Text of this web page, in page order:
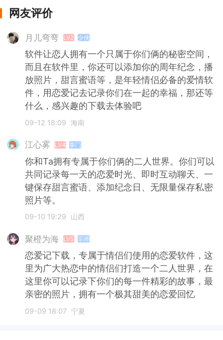
网友评价
月儿弯弯 LV2 少侠
软件让恋人拥有一个只属于你们俩的秘密空间，
而且在软件里，你还可以添加你的周年纪念，播
放照片，甜言蜜语等，是年轻情侣必备的爱情软
件，用恋爱记去记录你们在一起的幸福，那还等
什么，感兴趣的下载去体验吧
09-12 18:09 海南
江心雾 LV4 掌门
你和Ta拥有专属于你们俩的二人世界。你们可以
共同记录每一天的恋爱时光、即时互动聊天、一
键保存甜言蜜语、添加纪念日、无限量保存私密
照片等。
09-10 19:29 山西
聚橙为海 LV5 宗师
恋爱记下载，专属于情侣们使用的恋爱软件，这
里为广大热恋中的情侣们打造一个二人世界，在
这里你可以记录下你们的每一件精彩的故事，最
亲密的照片，拥有一个极其甜美的恋爱回忆
09-09 18:07 宁夏